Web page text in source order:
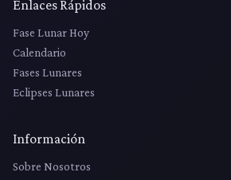
Enlaces Rápidos
Fase Lunar Hoy
Calendario
Fases Lunares
Eclipses Lunares
Información
Sobre Nosotros